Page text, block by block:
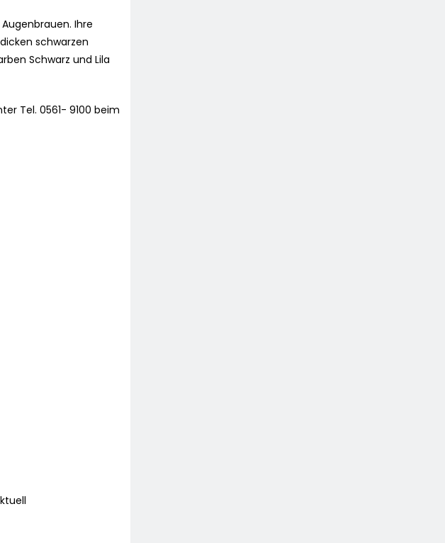
Ihre
schwarzen
Schwarz und Lila
Tel. 0561- 9100 beim